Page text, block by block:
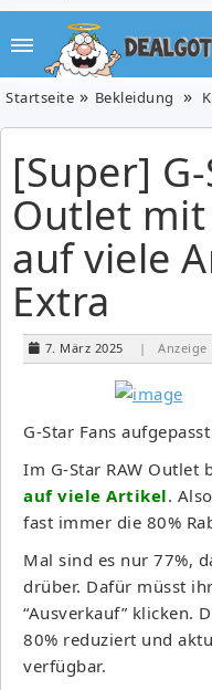
Startseite Bekleidung
[Super]
Outlet mit
auf viele
Extra
7. März 2025 | Anzeige
G-Star Fans
Im G-Star RAW Outlet
auf viele Artikel.
fast immer die 80%
Mal sind es nur 77%,
drüber. Dafür müsst
“Ausverkauf” klicken.
80% reduziert und
verfügbar.